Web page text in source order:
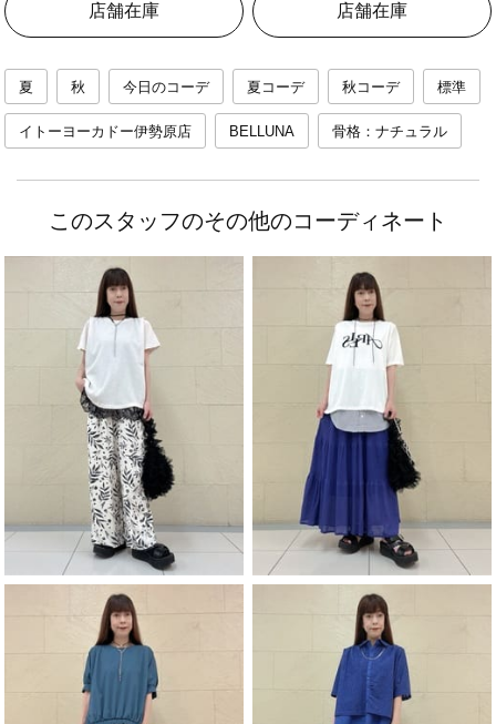
店舗在庫 店舗在庫
夏 秋 今日のコーデ 夏コーデ 秋コーデ 標準
イトーヨーカドー伊勢原店 BELLUNA 骨格：ナチュラル
このスタッフのその他のコーディネート